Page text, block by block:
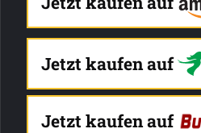
Jetzt kaufen auf
Jetzt kaufen auf